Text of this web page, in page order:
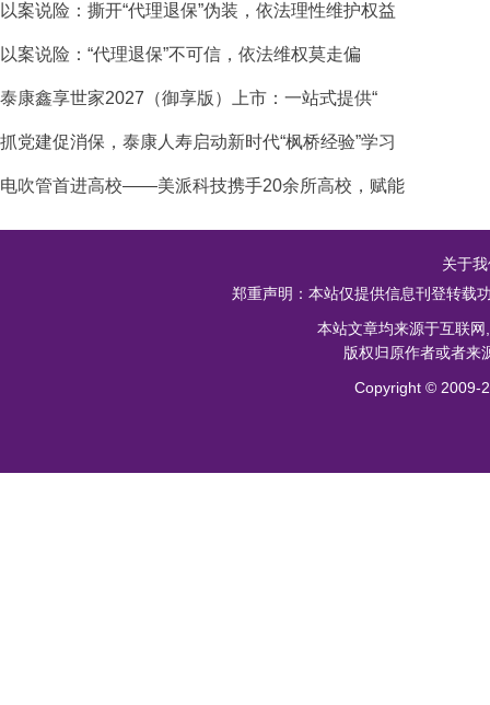
以案说险：撕开“代理退保”伪装，依法理性维护权益
以案说险：“代理退保”不可信，依法维权莫走偏
泰康鑫享世家2027（御享版）上市：一站式提供“
抓党建促消保，泰康人寿启动新时代“枫桥经验”学习
电吹管首进高校——美派科技携手20余所高校，赋能
关于
郑重声明：本站仅提供信息刊登转载
本站文章均来源于互联
版权归原作者或者来
Copyright © 2009-